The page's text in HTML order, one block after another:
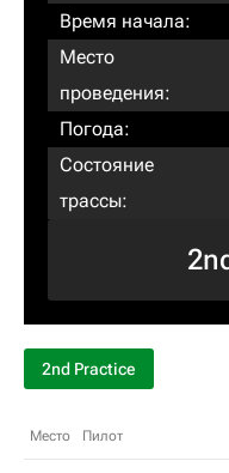
Время начала:
Место
проведения:
Погода:
Состояние
трассы:
2nd Practice
Место Пилот